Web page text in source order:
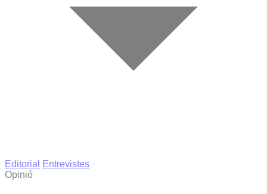
Editorial
Entrevistes
Opinió